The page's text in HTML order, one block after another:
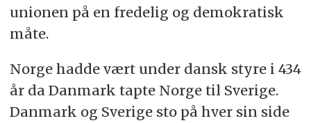
unionen på en fredelig og demokratisk
måte.
Norge hadde vært under dansk styre i 434
år da Danmark tapte Norge til Sverige.
Danmark og Sverige sto på hver sin side